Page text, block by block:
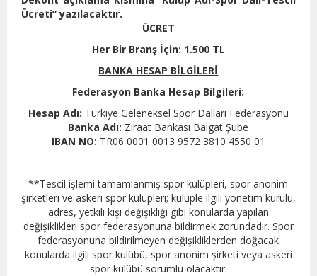
Ücreti” yazılacaktır.
ÜCRET
Her Bir Branş İçin: 1.500 TL
BANKA HESAP BİLGİLERİ
Federasyon Banka Hesap Bilgileri:
Hesap Adı: Türkiye Geleneksel Spor Dalları Federasyonu
Banka Adı: Ziraat Bankası Balgat Şube
IBAN NO: TR06 0001 0013 9572 3810 4550 01
**Tescil işlemi tamamlanmış spor kulüpleri, spor anonim
şirketleri ve askeri spor kulüpleri; kulüple ilgili yönetim kurulu,
adres, yetkili kişi değişikliği gibi konularda yapılan
değişiklikleri spor federasyonuna bildirmek zorundadır. Spor
federasyonuna bildirilmeyen değişikliklerden doğacak
konularda ilgili spor kulübü, spor anonim şirketi veya askeri
spor kulübü sorumlu olacaktır.